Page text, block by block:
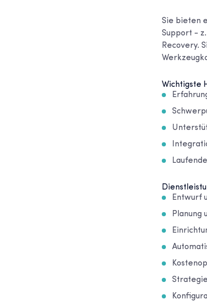
Sie bieten
Support -
Recovery.
Wichtigste
Entwurf
Planung